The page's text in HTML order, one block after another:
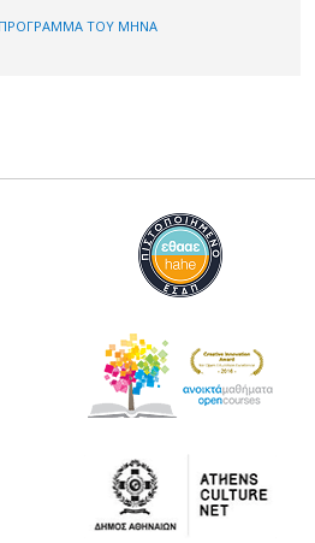
ΠΡΟΓΡΑΜΜΑ ΤΟΥ ΜΗΝΑ